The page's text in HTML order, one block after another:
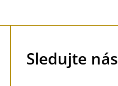
Sledujte nás